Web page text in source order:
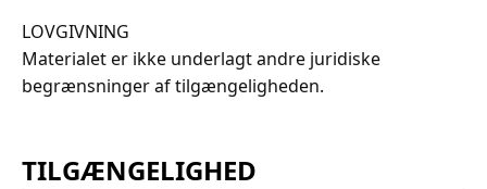
LOVGIVNING
Materialet er ikke underlagt andre juridiske
begrænsninger af tilgængeligheden.
TILGÆNGELIGHED